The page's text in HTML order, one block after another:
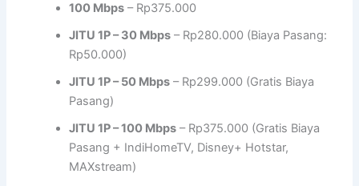
100 Mbps – Rp375.000
JITU 1P – 30 Mbps – Rp280.000 (Biaya Pasang:
Rp50.000)
JITU 1P – 50 Mbps – Rp299.000 (Gratis Biaya
Pasang)
JITU 1P – 100 Mbps – Rp375.000 (Gratis Biaya
Pasang + IndiHomeTV, Disney+ Hotstar,
MAXstream)